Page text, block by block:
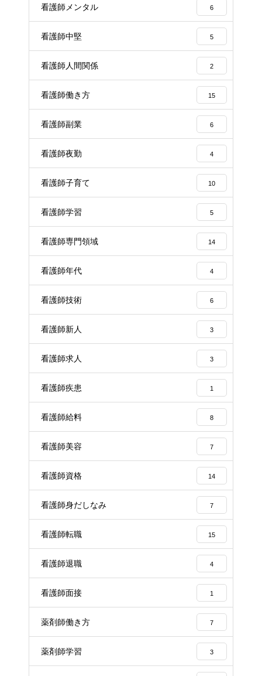
看護師メンタル 6
看護師中堅 5
看護師人間関係 2
看護師働き方 15
看護師副業 6
看護師夜勤 4
看護師子育て 10
看護師学習 5
看護師専門領域 14
看護師年代 4
看護師技術 6
看護師新人 3
看護師求人 3
看護師疾患 1
看護師給料 8
看護師美容 7
看護師資格 14
看護師身だしなみ 7
看護師転職 15
看護師退職 4
看護師面接 1
薬剤師働き方 7
薬剤師学習 3